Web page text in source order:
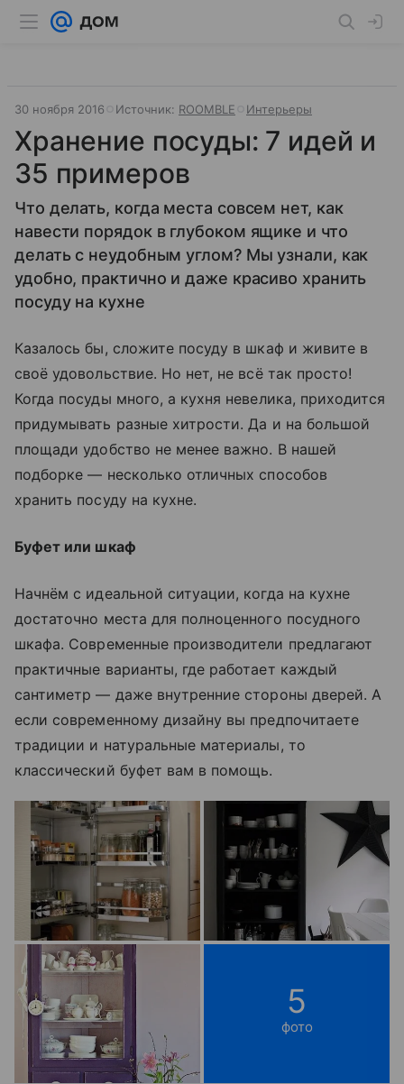
30 ноября 2016 Источник: ROOMBLE Интерьеры
Хранение посуды: 7 идей и
35 примеров
Что делать, когда места совсем нет, как
навести порядок в глубоком ящике и что
делать с неудобным углом? Мы узнали, как
удобно, практично и даже красиво хранить
посуду на кухне
Казалось бы, сложите посуду в шкаф и живите в
своё удовольствие. Но нет, не всё так просто!
Когда посуды много, а кухня невелика, приходится
придумывать разные хитрости. Да и на большой
площади удобство не менее важно. В нашей
подборке — несколько отличных способов
хранить посуду на кухне.
Буфет или шкаф
Начнём с идеальной ситуации, когда на кухне
достаточно места для полноценного посудного
шкафа. Современные производители предлагают
практичные варианты, где работает каждый
сантиметр — даже внутренние стороны дверей. А
если современному дизайну вы предпочитаете
традиции и натуральные материалы, то
классический буфет вам в помощь.
5
фото